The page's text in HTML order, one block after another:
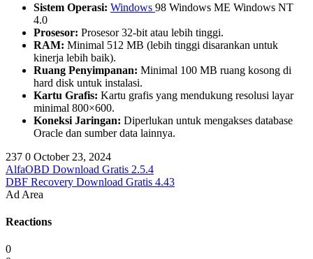
Sistem Operasi: Windows 98 Windows ME Windows NT
4.0
Prosesor: Prosesor 32-bit atau lebih tinggi.
RAM: Minimal 512 MB (lebih tinggi disarankan untuk
kinerja lebih baik).
Ruang Penyimpanan: Minimal 100 MB ruang kosong di
hard disk untuk instalasi.
Kartu Grafis: Kartu grafis yang mendukung resolusi layar
minimal 800×600.
Koneksi Jaringan: Diperlukan untuk mengakses database
Oracle dan sumber data lainnya.
237 0 October 23, 2024
AlfaOBD Download Gratis 2.5.4
DBF Recovery Download Gratis 4.43
Ad Area
Reactions
0